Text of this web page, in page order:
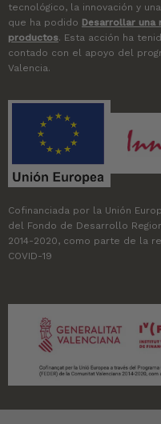
tecnológico, la innovación y
que ha podido Desarrollar una
productos. Esta acción ha
contado con el apoyo del
Valencia.
Cofinanciada por la Unión
del Fondo de Desarrollo
2014-2020, como parte de la
COVID-19